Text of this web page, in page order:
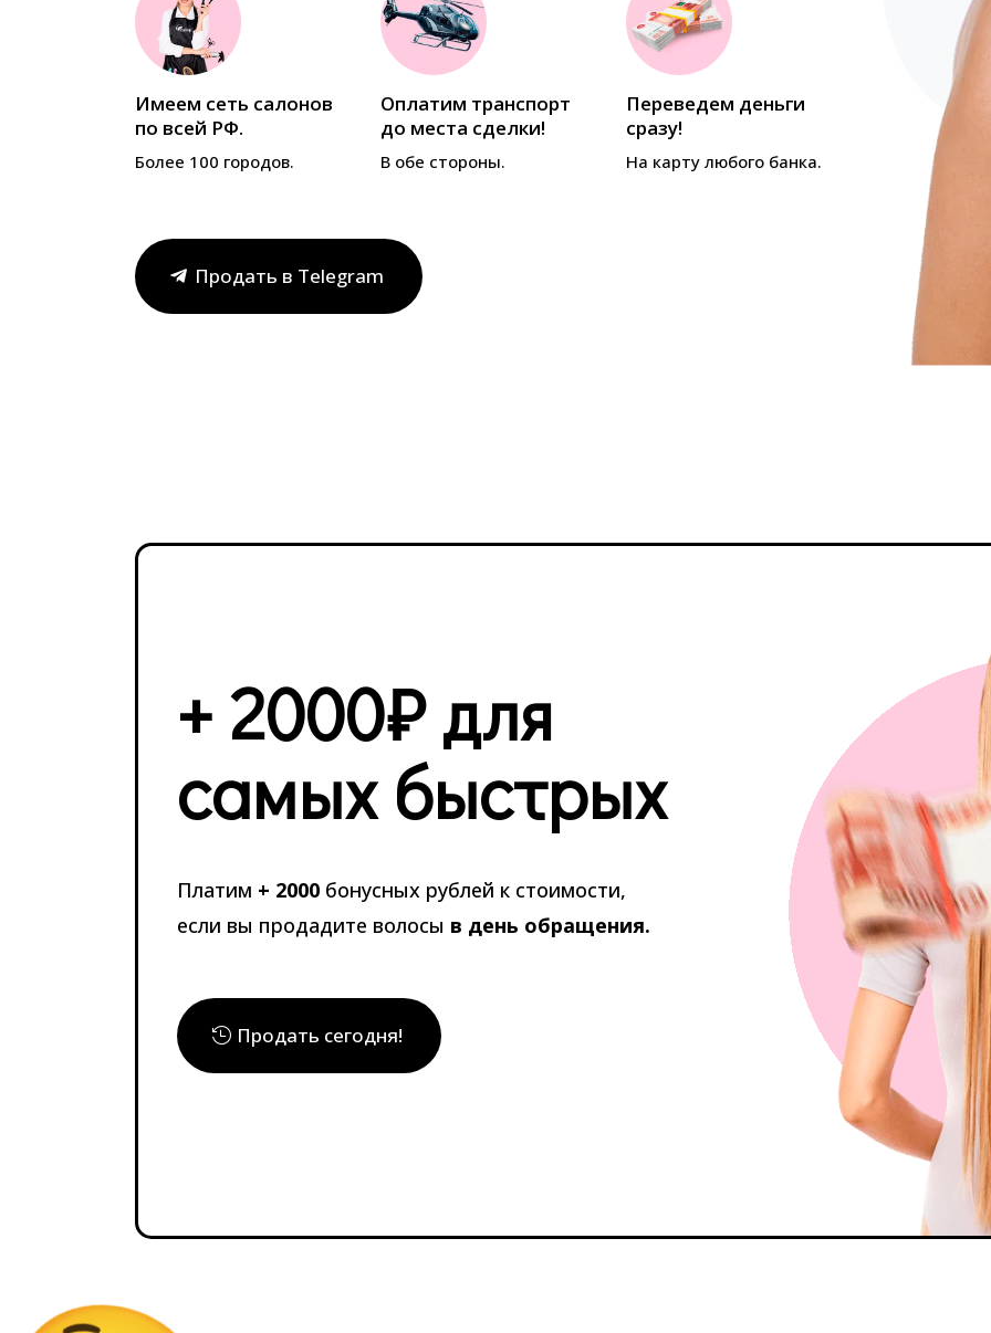
Имеем сеть салонов
по всей РФ.
Более 100 городов.
Оплатим транспорт
до места сделки!
В обе стороны.
Переведем деньги
сразу!
На карту любого банка.
Оценим
онлайн (по
Ответим за
Продать в Telegram
+ 2000₽ для
самых быстрых
Платим + 2000 бонусных рублей к стоимости,
если вы продадите волосы в день обращения.
Продать сегодня!